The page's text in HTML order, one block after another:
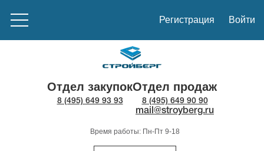
Регистрация Войти
Отдел закупок
8 (495) 649 93 93
Отдел продаж
8 (495) 649 90 90
mail@stroyberg.ru
Время работы: Пн-Пт 9-18